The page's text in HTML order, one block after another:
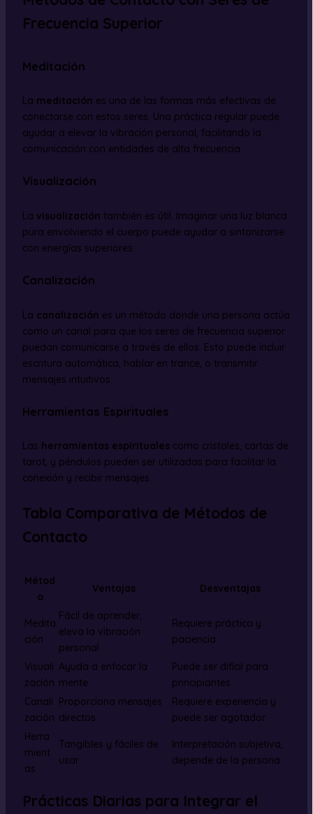
Frecuencia Superior
Meditación
La meditación es una de las formas más efectivas de
conectarse con estos seres. Una práctica regular puede
ayudar a elevar la vibración personal, facilitando la
comunicación con entidades de alta frecuencia.
Visualización
La visualización también es útil. Imaginar una luz blanca
pura envolviendo el cuerpo puede ayudar a sintonizarse
con energías superiores.
Canalización
La canalización es un método donde una persona actúa
como un canal para que los seres de frecuencia superior
puedan comunicarse a través de ellos. Esto puede incluir
escritura automática, hablar en trance, o transmitir
mensajes intuitivos.
Herramientas Espirituales
Las herramientas espiritualescomo cristales, cartas de
tarot, y péndulos pueden ser utilizadas para facilitar la
conexión y recibir mensajes.
Tabla Comparativa de Métodos de
Contacto
Métod
o
Ventajas Desventajas
Medita
ción
Fácil de aprender,
eleva la vibración
personal
Requiere práctica y
paciencia
Visuali
zación
Ayuda a enfocar la
mente
Puede ser difícil para
principiantes
Canali
zación
Proporciona mensajes
directos
Requiere experiencia y
puede ser agotador
Herra
mient
as
Tangibles y fáciles de
usar
Interpretación subjetiva,
depende de la persona
Prácticas Diarias para Integrar el